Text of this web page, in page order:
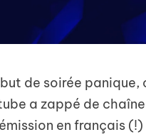
de soirée panique,
a zappé de
en français